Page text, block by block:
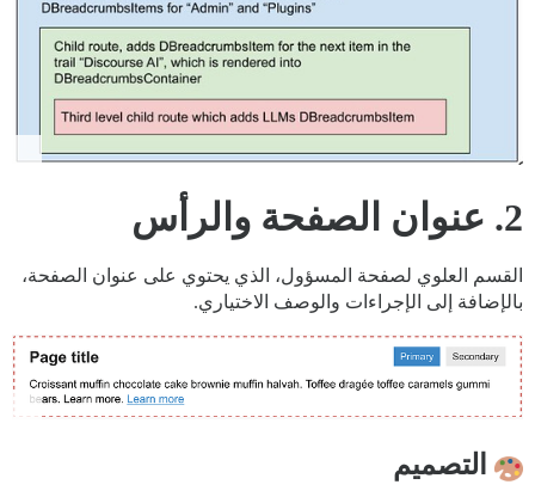
2. عنوان الصفحة والرأس
القسم العلوي لصفحة المسؤول، الذي يحتوي على عنوان الصفحة،
بالإضافة إلى الإجراءات والوصف الاختياري.
التصميم